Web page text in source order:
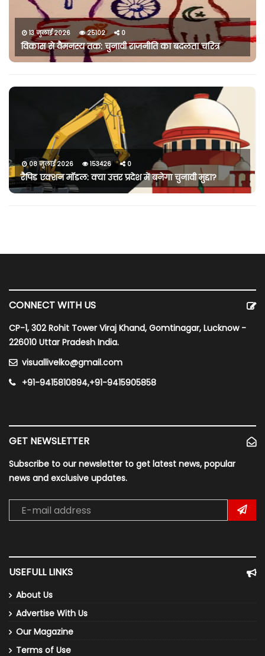
13 जुलाई 2026 25102 0
विकास से वैमनस्य तक: चुनावी राजनीति का बदलता चरित्र
08 जुलाई 2026 153426 0
रैपिड एक्शन मॉडल: क्या उत्तर प्रदेश में बनेगा चुनावी मुद्दा?
CONNECT WITH US
CP-1, 302 Rohit Tower Viraj Khand, Gomtinagar, Lucknow -
226010 Uttar Pradesh India.
visuallivelko@gmail.com
+91-9415810894,+91-9415905858
GET NEWSLETTER
Subscribe to our newsletter to get latest news, popular
news and exclusive updates.
USEFULL LINKS
About Us
Advertise With Us
Our Magazine
Terms of Use